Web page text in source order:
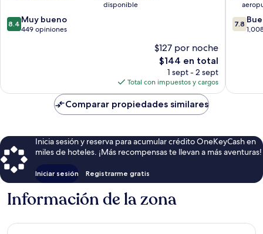
Strand
disponible
8.4
de
8.4 Muy bueno
449 opiniones
$127 por noche
El
precio
actual
es
de
$144
$144 en total
1 sept - 2 sept
Total con impuestos y cargos
Strand
7.8
de
7.8
Comparar propiedades similares
Inicia sesión y reserva para acumular crédito OneKeyCash en
miles de hoteles. ¡Más recompensas te llevan a más aventuras!
Iniciar sesión Registrarme gratis
Información de la zona